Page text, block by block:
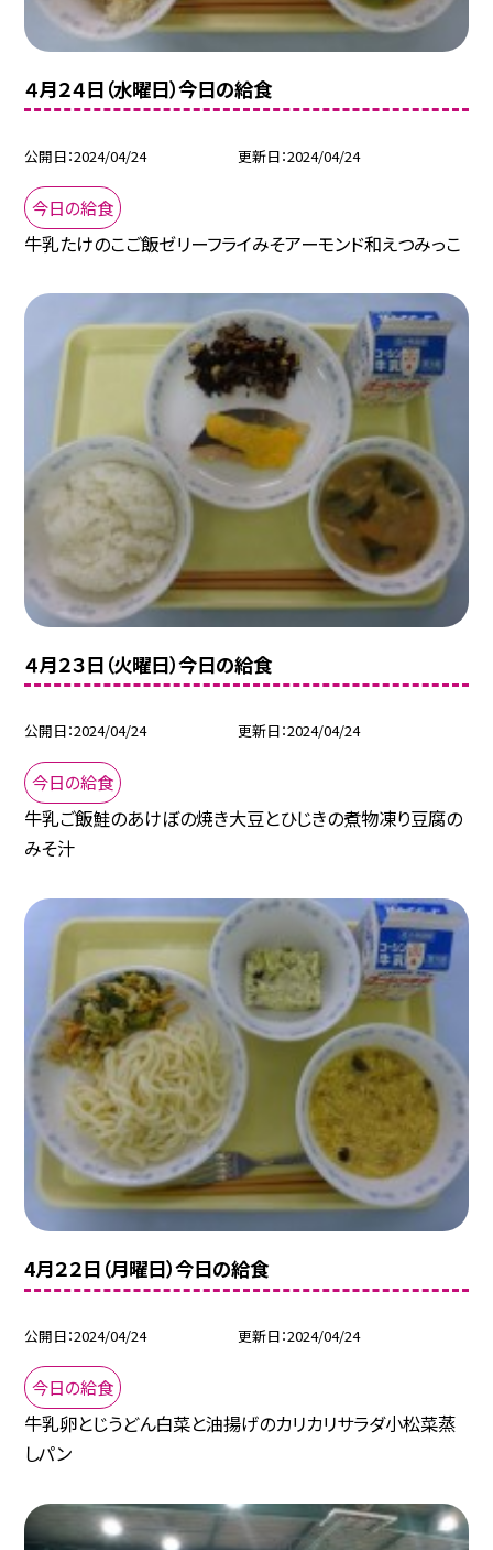
４月２４日（水曜日）今日の給食
公開日 2024/04/24 更新日 2024/04/24
今日の給食
牛乳たけのこご飯ゼリーフライみそアーモンド和えつみっこ
４月２３日（火曜日）今日の給食
公開日 2024/04/24 更新日 2024/04/24
今日の給食
牛乳ご飯鮭のあけぼの焼き大豆とひじきの煮物凍り豆腐の
みそ汁
4月２２日（月曜日）今日の給食
公開日 2024/04/24 更新日 2024/04/24
今日の給食
牛乳卵とじうどん白菜と油揚げのカリカリサラダ小松菜蒸
しパン